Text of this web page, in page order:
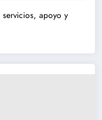
servicios, apoyo y